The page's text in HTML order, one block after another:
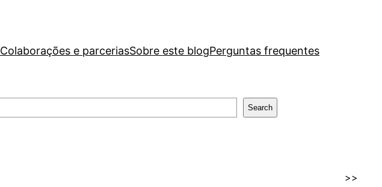
Colaborações e parceriasSobre este blogPerguntas frequentes
Search
>>